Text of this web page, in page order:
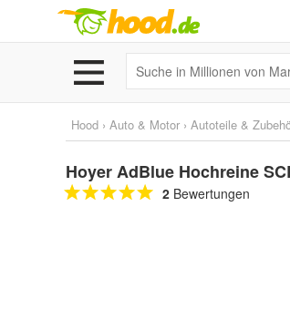
Hood › Auto & Motor › Autoteile &
Hoyer AdBlue Hochreine
2 Bewertungen